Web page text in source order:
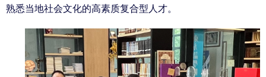
熟悉当地社会文化的高素质复合型人才。